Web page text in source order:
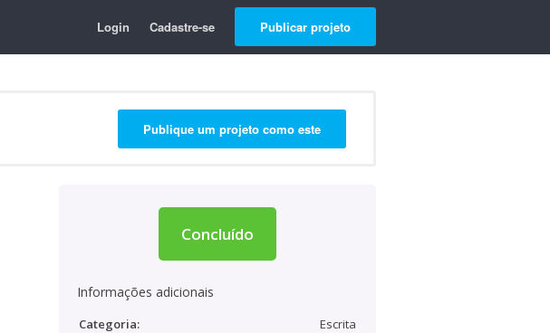
Login Cadastre-se Publicar projeto
Publique um projeto como este
Concluído
Informações adicionais
Categoria:
Escrita